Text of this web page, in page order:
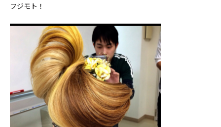
フジモト！